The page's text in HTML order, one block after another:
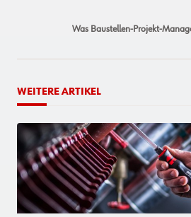
Was Baustellen-Projekt-
WEITERE ARTIKEL